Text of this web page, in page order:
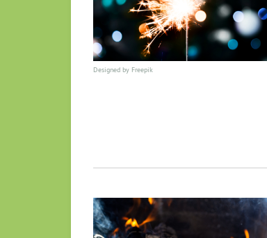
Designed by Freepik